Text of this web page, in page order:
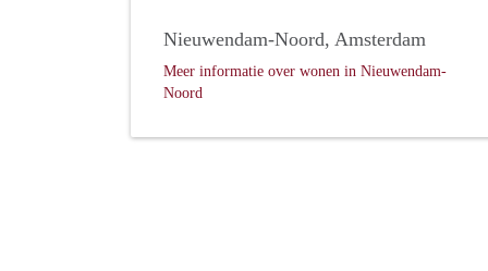
Nieuwendam-Noord, Amsterdam
Meer informatie over wonen in Nieuwendam-
Noord